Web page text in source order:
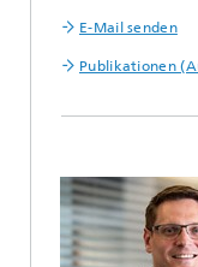
E-Mail senden
Publikationen